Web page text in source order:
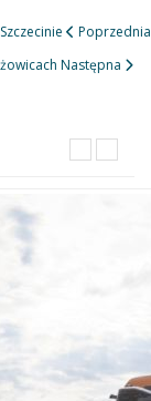
Poprzednia
Następna